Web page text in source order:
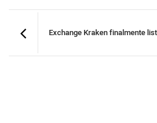
Exchange Kraken finalmente